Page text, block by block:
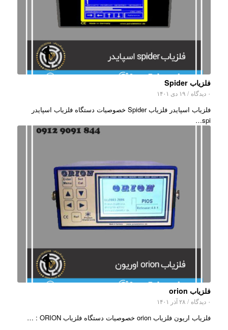
فلزیاب Spider
۰ دیدگاه / ۱۹ دی ۱۴۰۱
فلزیاب اسپایدر فلزیاب Spider خصوصیات دستگاه فلزیاب اسپایدر
spi…
فلزیاب orion
۰ دیدگاه / ۲۸ آذر ۱۴۰۱
فلزیاب اریون فلزیاب orion خصوصیات دستگاه فلزیاب ORION : …